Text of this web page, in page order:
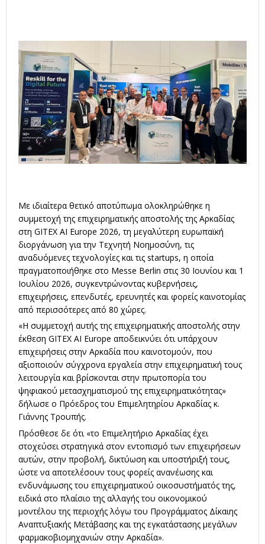
Με ιδιαίτερα θετικό αποτύπωμα ολοκληρώθηκε η
συμμετοχή της επιχειρηματικής αποστολής της Αρκαδίας
στη GITEX AI Europe 2026, τη μεγαλύτερη ευρωπαϊκή
διοργάνωση για την Τεχνητή Νοημοσύνη, τις
αναδυόμενες τεχνολογίες και τις startups, η οποία
πραγματοποιήθηκε στο Messe Berlin στις 30 Ιουνίου και 1
Ιουλίου 2026, συγκεντρώνοντας κυβερνήσεις,
επιχειρήσεις, επενδυτές, ερευνητές και φορείς καινοτομίας
από περισσότερες από 80 χώρες.
«Η συμμετοχή αυτής της επιχειρηματικής αποστολής στην
έκθεση GITEX AI Europe αποδεικνύει ότι υπάρχουν
επιχειρήσεις στην Αρκαδία που καινοτομούν, που
αξιοποιούν σύγχρονα εργαλεία στην επιχειρηματική τους
λειτουργία και βρίσκονται στην πρωτοπορία του
ψηφιακού μετασχηματισμού της επιχειρηματικότητας»
δήλωσε ο Πρόεδρος του Επιμελητηρίου Αρκαδίας κ.
Γιάννης Τρουπής.
Πρόσθεσε δε ότι «το Επιμελητήριο Αρκαδίας έχει
στοχεύσει στρατηγικά στον εντοπισμό των επιχειρήσεων
αυτών, στην προβολή, δικτύωση και υποστήριξή τους,
ώστε να αποτελέσουν τους φορείς ανανέωσης και
ενδυνάμωσης του επιχειρηματικού οικοσυστήματός της,
ειδικά στο πλαίσιο της αλλαγής του οικονομικού
μοντέλου της περιοχής λόγω του Προγράμματος Δίκαιης
Αναπτυξιακής Μετάβασης και της εγκατάστασης μεγάλων
φαρμακοβιομηχανιών στην Αρκαδία».